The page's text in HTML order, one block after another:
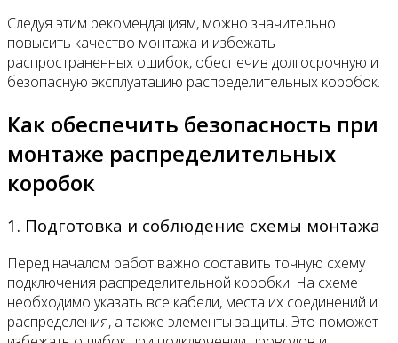
Следуя этим рекомендациям, можно значительно
повысить качество монтажа и избежать
распространенных ошибок, обеспечив долгосрочную и
безопасную эксплуатацию распределительных коробок.
Как обеспечить безопасность при
монтаже распределительных
коробок
1. Подготовка и соблюдение схемы монтажа
Перед началом работ важно составить точную схему
подключения распределительной коробки. На схеме
необходимо указать все кабели, места их соединений и
распределения, а также элементы защиты. Это поможет